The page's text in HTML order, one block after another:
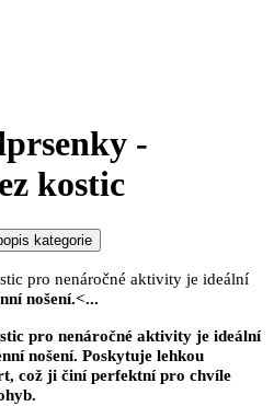
-
kostic
kategorie
pro nenáročné aktivity je ideální
nošení.<...
pro nenáročné aktivity je ideální
nošení. Poskytuje lehkou
t, což ji činí perfektní pro chvíle